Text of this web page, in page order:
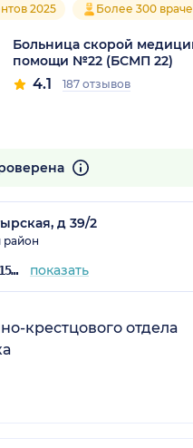
2025 Более 300
Больница скорой
помощи №22 (БСМП 22)
4.1 187 отзывов
д 39/2
район
+7 (347) 246-15-80 показать
крестцового отдела